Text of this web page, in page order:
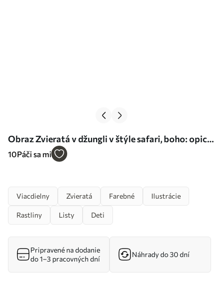
Obraz Zvieratá v džungli v štýle safari, boho: opica,
lev, žirafa Nr. m00332
10Páči sa mi
Viacdielny Zvieratá Farebné Ilustrácie
Rastliny Listy Deti
Pripravené na dodanie
do 1–3 pracovných dní
Náhrady do 30 dní